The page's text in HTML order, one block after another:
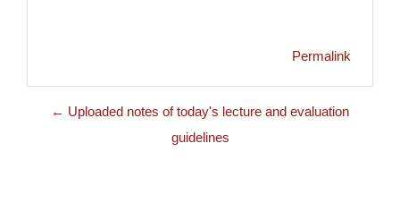
Permalink
← Uploaded notes of today's lecture and evaluation
guidelines